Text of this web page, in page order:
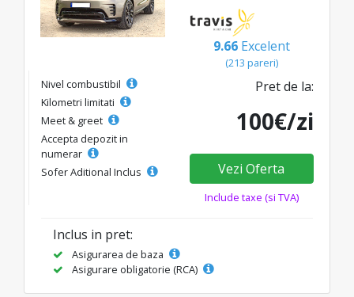
9.66 Excelent
(213 pareri)
Nivel combustibil
Kilometri limitati
Meet & greet
Accepta depozit in
numerar
Sofer Aditional Inclus
Pret de la:
100€/zi
Vezi Oferta
Include taxe (si TVA)
Inclus in pret:
Asigurarea de baza
Asigurare obligatorie (RCA)